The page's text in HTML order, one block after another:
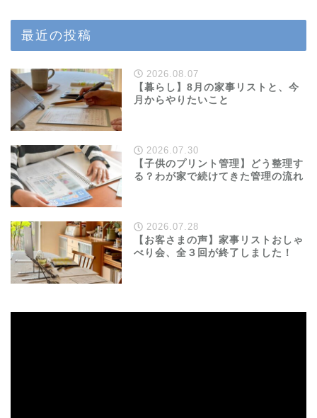
最近の投稿
2026.08.07
【暮らし】8月の家事リストと、今
月からやりたいこと
2026.07.30
【子供のプリント管理】どう整理す
る？わが家で続けてきた管理の流れ
2026.07.28
【お客さまの声】家事リストおしゃ
べり会、全３回が終了しました！